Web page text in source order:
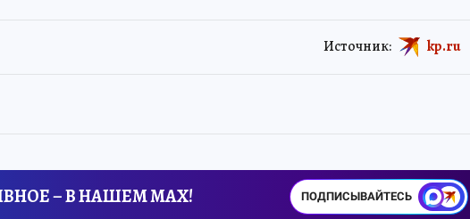
Источник: kp.ru
– В НАШЕМ MAX! ПОДПИСЫВАЙТЕСЬ